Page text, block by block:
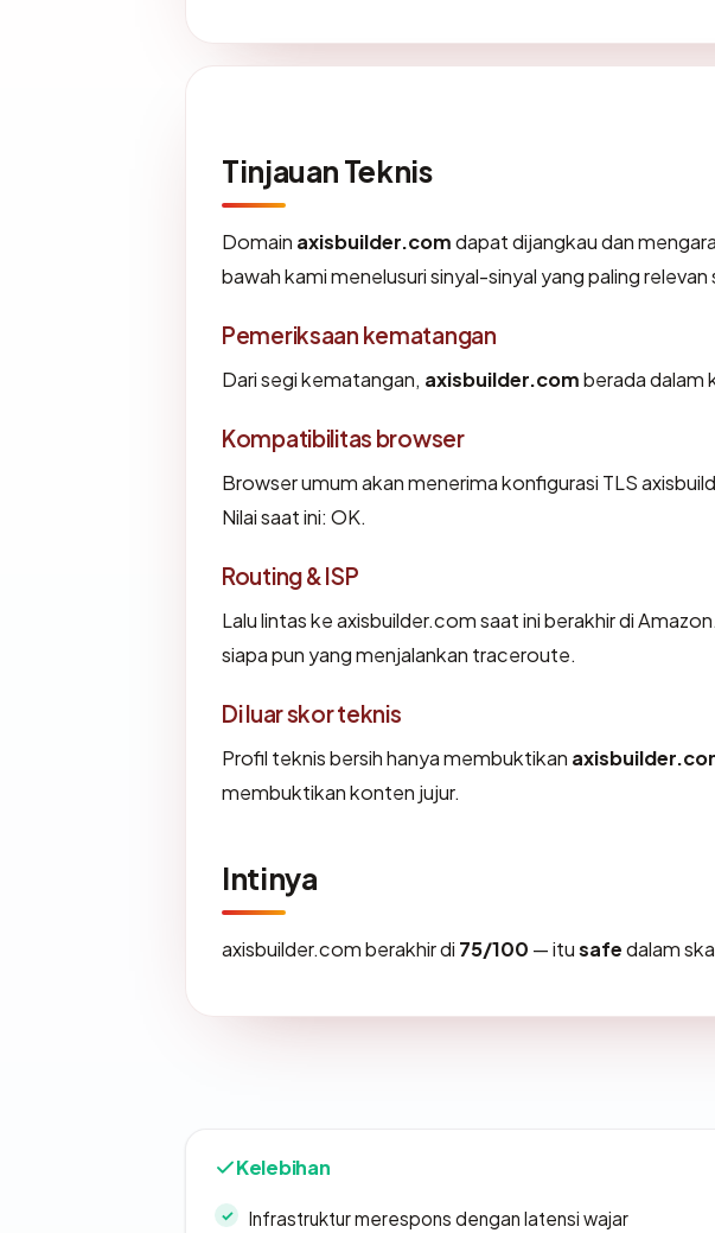
Tinjauan Teknis
Domain axisbuilder.comdapat dijangkau dan
bawah kami menelusuri sinyal-sinyal yang paling relevan
Pemeriksaan kematangan
Dari segi kematangan, axisbuilder.comberada
Kompatibilitas browser
Browser umum akan menerima konfigurasi TLS
Nilai saat ini: OK.
Routing & ISP
Lalu lintas ke axisbuilder.com saat ini berakhir di
siapa pun yang menjalankan traceroute.
Di luar skor teknis
Profil teknis bersih hanya membuktikan
membuktikan konten jujur.
Intinya
axisbuilder.com berakhir di 75/100 — itusafedalam
Kelebihan
Infrastruktur merespons dengan latensi wajar